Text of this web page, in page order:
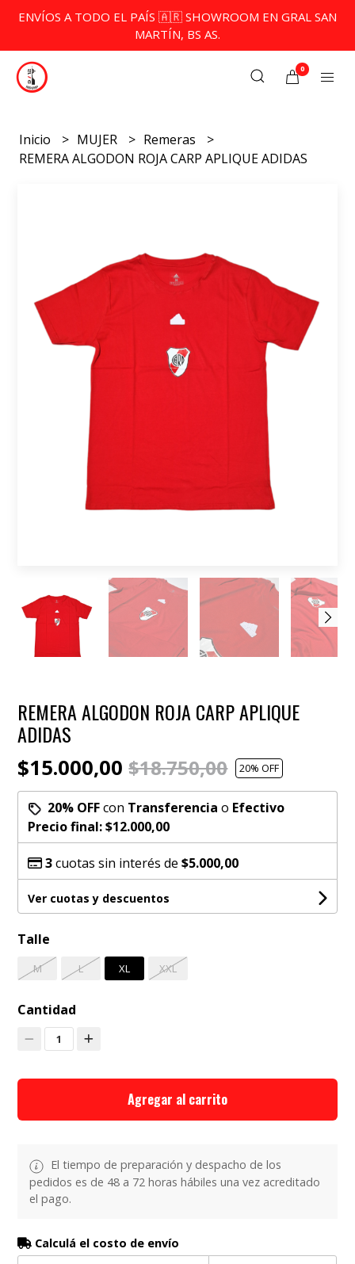
ENVÍOS A TODO EL PAÍS 🇦🇷 SHOWROOM EN GRAL SAN
MARTÍN, BS AS.
0
Inicio MUJER
Remeras
REMERA ALGODON ROJA CARP APLIQUE ADIDAS
REMERA ALGODON ROJA CARP APLIQUE
ADIDAS
$15.000,00$18.750,00 20% OFF
20% OFFcon Transferencia o Efectivo
Precio final:$12.000,00
3cuotas sin interés de$5.000,00
Ver cuotas y descuentos
Talle
M L XL XXL
Cantidad
1
Agregar al carrito
El tiempo de preparación y despacho de los
pedidos es de 48 a 72 horas hábiles una vez acreditado
el pago.
Calculá el costo de envío